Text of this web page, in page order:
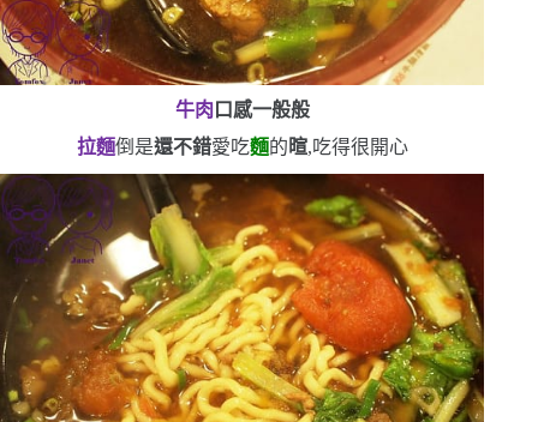
牛肉 口感一般般
拉麵倒是還不錯愛吃麵的 暄,吃得很開心